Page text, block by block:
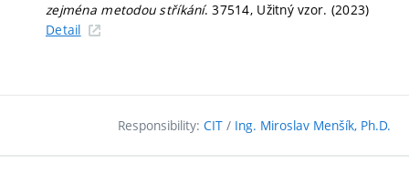
zejména metodou stříkání. 37514, Užitný vzor. (2023)
Detail
Responsibility: CIT / Ing. Miroslav Menšík, Ph.D.